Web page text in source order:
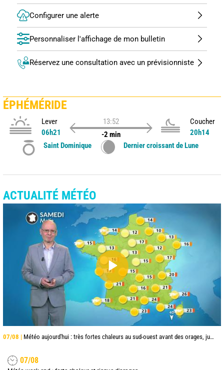
Configurer une alerte
Personnaliser l'affichage de mon bulletin
Réservez une consultation avec un prévisionniste
ÉPHÉMÉRIDE
Lever
06h21
13:52
-2 min
Coucher
20h14
Saint Dominique
Dernier croissant de Lune
ACTUALITÉ MÉTÉO
07/08 | Météo aujourd'hui : très fortes chaleurs au sud-ouest avant des orages, jusqu'à 39°C
07/08